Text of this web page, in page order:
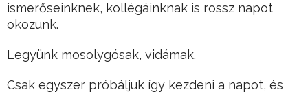
ismerőseinknek, kollégáinknak is rossz napot
okozunk.
Legyünk mosolygósak, vidámak.
Csak egyszer próbáljuk így kezdeni a napot, és